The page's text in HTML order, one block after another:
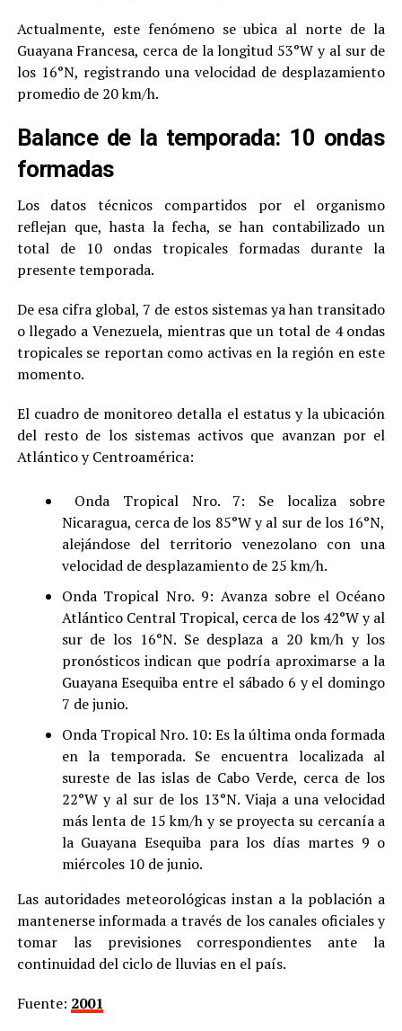
Actualmente, este fenómeno se ubica al norte de la
Guayana Francesa, cerca de la longitud 53°W y al sur de
los 16°N, registrando una velocidad de desplazamiento
promedio de 20 km/h.
Balance de la temporada: 10 ondas
formadas
Los datos técnicos compartidos por el organismo
reflejan que, hasta la fecha, se han contabilizado un
total de 10 ondas tropicales formadas durante la
presente temporada.
De esa cifra global, 7 de estos sistemas ya han transitado
o llegado a Venezuela, mientras que un total de 4 ondas
tropicales se reportan como activas en la región en este
momento.
El cuadro de monitoreo detalla el estatus y la ubicación
del resto de los sistemas activos que avanzan por el
Atlántico y Centroamérica:
Onda Tropical Nro. 7: Se localiza sobre
Nicaragua, cerca de los 85°W y al sur de los 16°N,
alejándose del territorio venezolano con una
velocidad de desplazamiento de 25 km/h.
Onda Tropical Nro. 9: Avanza sobre el Océano
Atlántico Central Tropical, cerca de los 42°W y al
sur de los 16°N. Se desplaza a 20 km/h y los
pronósticos indican que podría aproximarse a la
Guayana Esequiba entre el sábado 6 y el domingo
7 de junio.
Onda Tropical Nro. 10: Es la última onda formada
en la temporada. Se encuentra localizada al
sureste de las islas de Cabo Verde, cerca de los
22°W y al sur de los 13°N. Viaja a una velocidad
más lenta de 15 km/h y se proyecta su cercanía a
la Guayana Esequiba para los días martes 9 o
miércoles 10 de junio.
Las autoridades meteorológicas instan a la población a
mantenerse informada a través de los canales oficiales y
tomar las previsiones correspondientes ante la
continuidad del ciclo de lluvias en el país.
Fuente: 2001